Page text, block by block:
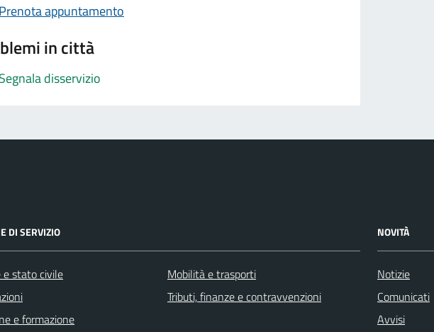
Prenota appuntamento
in città
Segnala disservizio
DI SERVIZIO
e stato civile
e formazione
Mobilità e trasporti
Tributi, finanze e contravvenzioni
NOVITÀ
Notizie
Comunicati
Avvisi